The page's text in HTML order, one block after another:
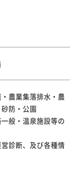
農業集落排水・農
防・公園
般・温泉施設等の
診断、及び各種情